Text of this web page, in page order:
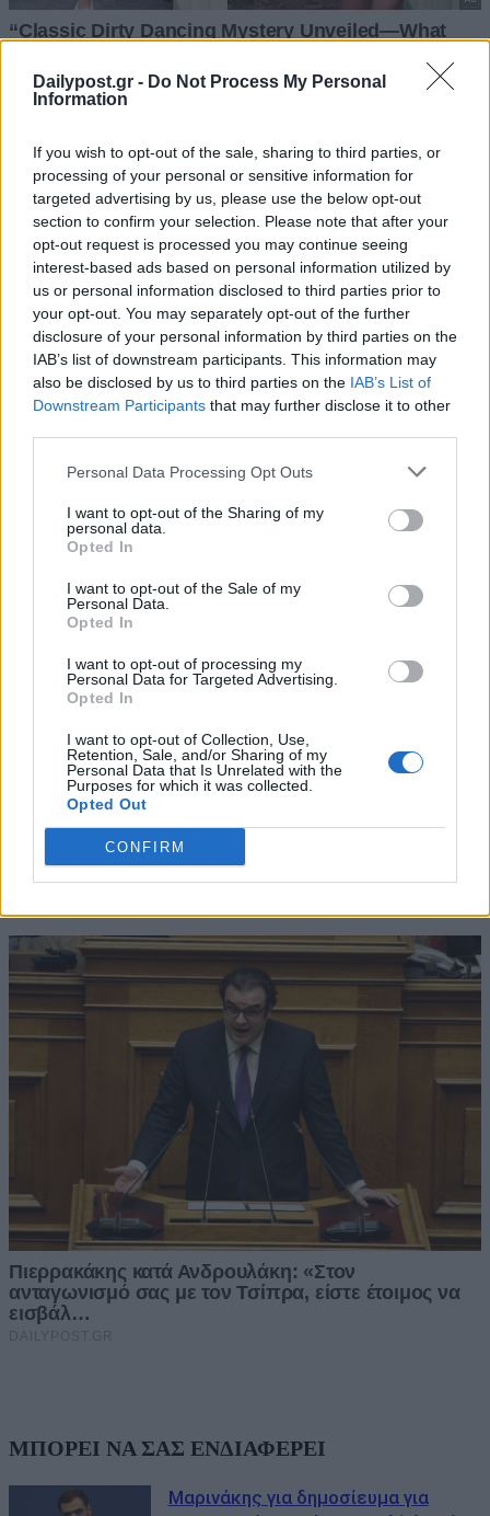
Dailypost.gr - Do Not Process My Personal
Information
If you wish to opt-out of the sale, sharing to third parties, or
processing of your personal or sensitive information for
targeted advertising by us, please use the below opt-out
section to confirm your selection. Please note that after your
opt-out request is processed you may continue seeing
interest-based ads based on personal information utilized by
us or personal information disclosed to third parties prior to
your opt-out. You may separately opt-out of the further
disclosure of your personal information by third parties on the
IAB’s list of downstream participants. This information may
also be disclosed by us to third parties on the IAB’s List of
Downstream Participants that may further disclose it to other
Personal Data Processing Opt Outs
I want to opt-out of the Sharing of my
personal data.
Opted In
I want to opt-out of the Sale of my
Personal Data.
Opted In
I want to opt-out of processing my
Personal Data for Targeted Advertising.
Opted In
I want to opt-out of Collection, Use,
Retention, Sale, and/or Sharing of my
Personal Data that Is Unrelated with the
Purposes for which it was collected.
Opted Out
CONFIRM
ΜΠΟΡΕΙ ΝΑ ΣΑΣ ΕΝΔΙΑΦΕΡΕΙ
Μαρινάκης για δημοσίευμα για